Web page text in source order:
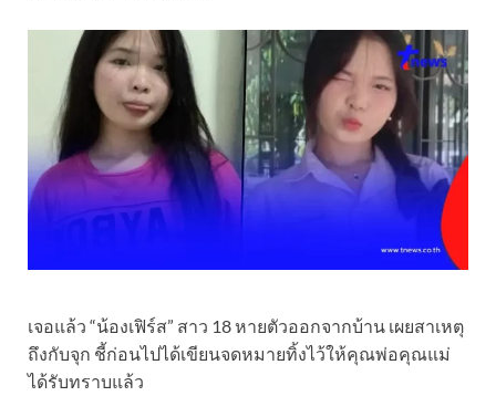
เจอแล้ว “น้องเฟิร์ส” สาว 18 หายตัวออกจากบ้าน เผยสาเหตุ
ถึงกับจุก ชี้ก่อนไปได้เขียนจดหมายทิ้งไว้ให้คุณพ่อคุณแม่
ได้รับทราบแล้ว